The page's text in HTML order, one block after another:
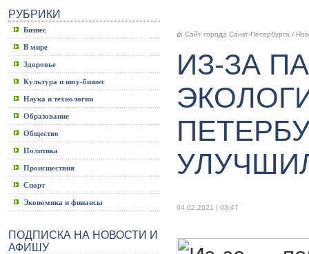
РУБРИКИ
Бизнес
В мире
Здоровье
Культура и шоу-бизнес
Наука и технологии
Образование
Общество
Политика
Происшествия
Спорт
Экономика и финансы
ПОДПИСКА НА НОВОСТИ И
АФИШУ
Сайт города Санкт-Петербурга /
ИЗ-ЗА
04.02.2021 | 03:47